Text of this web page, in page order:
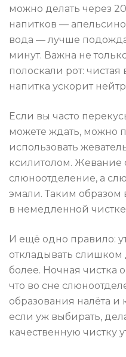
можно делать через
напитков —
вода — лучше
минут. Важна не
полоскали рот: чистая
напитка ускорит
Если вы часто
можете ждать, можно
использовать
ксилитолом. Жевание
слюноотделение, а
эмали. Таким образом
в немедленной
И ещё одно правило:
откладывать
более. Ночная чистка
что во сне
образования налёта и
если уж выбирать,
качественную чистку